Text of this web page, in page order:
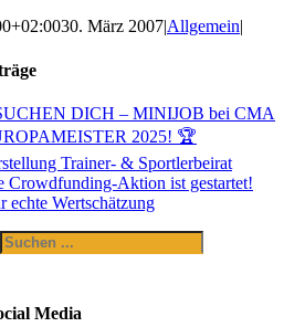
30. März 2007|Allgemein|
DICH – MINIJOB bei CMA
2025! 🏆
Trainer- & Sportlerbeirat
Crowdfunding-Aktion ist gestartet!
echte Wertschätzung
Media